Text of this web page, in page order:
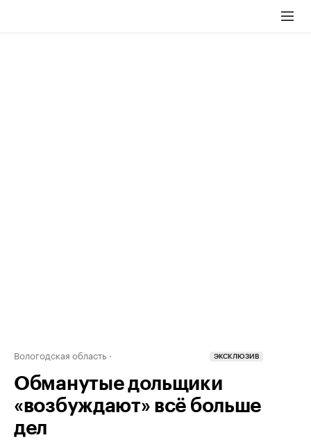
Вологодская область ЭКСКЛЮЗИВ
Обманутые дольщики
«возбуждают» всё больше
дел